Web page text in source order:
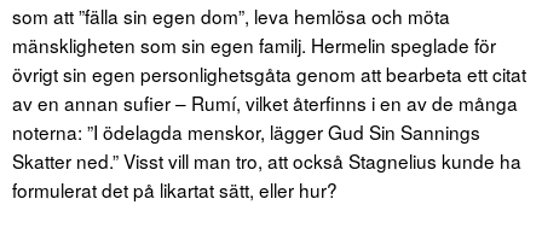
som att ”fälla sin egen dom”, leva hemlösa och möta
mänskligheten som sin egen familj. Hermelin speglade för
övrigt sin egen personlighetsgåta genom att bearbeta ett citat
av en annan sufier – Rumí, vilket återfinns i en av de många
noterna: ”I ödelagda menskor, lägger Gud Sin Sannings
Skatter ned.” Visst vill man tro, att också Stagnelius kunde ha
formulerat det på likartat sätt, eller hur?